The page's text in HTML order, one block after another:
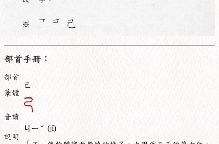
部首手冊：
部首
己
篆體
音讀
ㄐㄧ ˇ (jǐ)
說明